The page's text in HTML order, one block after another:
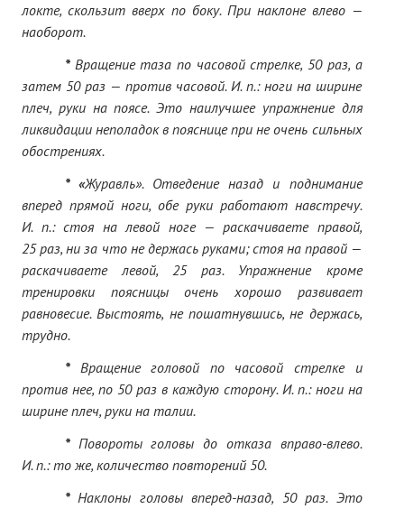
локте, скользит вверх по боку. При наклоне влево —
наоборот.
* Вращение таза по часовой стрелке, 50 раз, а
затем 50 раз — против часовой. И. п.: ноги на ширине
плеч, руки на поясе. Это наилучшее упражнение для
ликвидации неполадок в пояснице при не очень сильных
обострениях.
*«Журавль». Отведение назад и поднимание
вперед прямой ноги, обе руки работают навстречу.
И. п.: стоя на левой ноге — раскачиваете правой,
25 раз, ни за что не держась руками; стоя на правой —
раскачиваете левой, 25 раз. Упражнение кроме
тренировки поясницы очень хорошо развивает
равновесие. Выстоять, не пошатнувшись, не держась,
трудно.
* Вращение головой по часовой стрелке и
против нее, по 50 раз в каждую сторону. И. п.: ноги на
ширине плеч, руки на талии.
* Повороты головы до отказа вправо-влево.
И. п.: то же, количество повторений 50.
*Наклоны головы вперед-назад, 50 раз. Это